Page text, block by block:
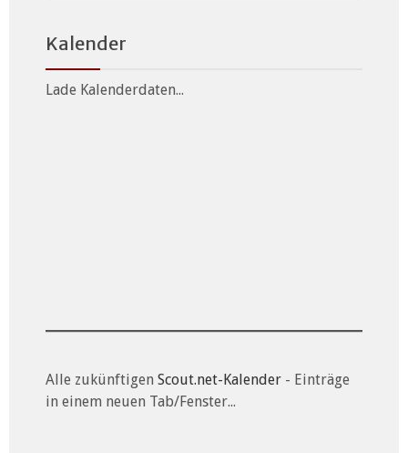
Kalender
Lade Kalenderdaten...
Alle zukünftigen Scout.net-Kalender - Einträge
in einem neuen Tab/Fenster...